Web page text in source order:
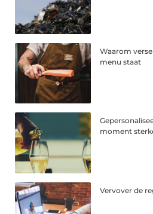
Waarom
menu staat
moment
Vervover de